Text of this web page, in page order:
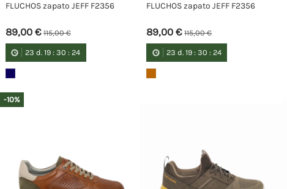
FLUCHOS zapato JEFF F2356
89,00 €115,00 €
23 d. 19 :30 :23
FLUCHOS zapato JEFF F2356
89,00 €115,00 €
23 d. 19: 30 : 23
-10%